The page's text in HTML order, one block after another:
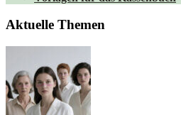
Aktuelle Themen